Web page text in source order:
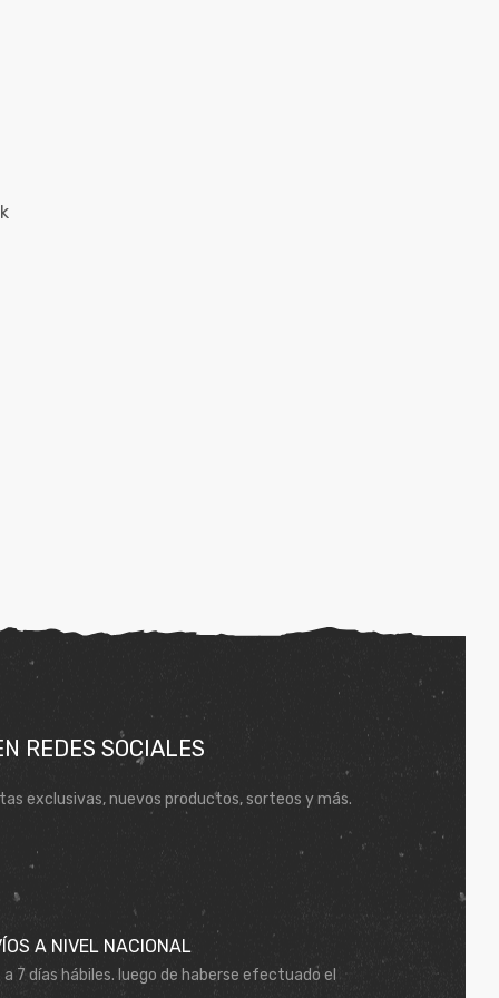
REDES SOCIALES
exclusivas, nuevos productos, sorteos y más.
A NIVEL NACIONAL
a 7 días hábiles. luego de haberse efectuado el